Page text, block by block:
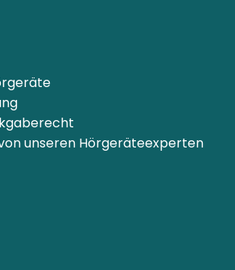
von unseren Hörgeräteexperten